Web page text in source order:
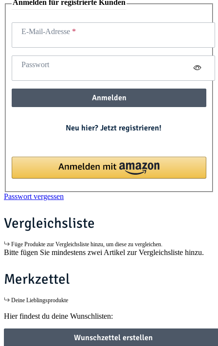
Anmelden für registrierte Kunden
E-Mail-Adresse
Passwort
Anmelden
Neu hier? Jetzt registrieren!
Passwort vergessen
Vergleichsliste
Füge Produkte zur Vergleichsliste hinzu, um diese zu vergleichen.
Bitte fügen Sie mindestens zwei Artikel zur Vergleichsliste hinzu.
Merkzettel
Deine Lieblingsprodukte
Hier findest du deine Wunschlisten:
Wunschzettel erstellen